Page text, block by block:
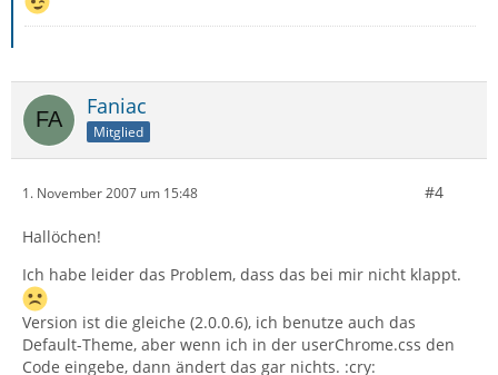
Faniac
Mitglied
1. November 2007 um 15:48 #4
Hallöchen!
Ich habe leider das Problem, dass das bei mir nicht klappt.
Version ist die gleiche (2.0.0.6), ich benutze auch das
Default-Theme, aber wenn ich in der userChrome.css den
Code eingebe, dann ändert das gar nichts. :cry: